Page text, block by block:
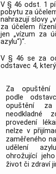
V § 46 odst. 1
pobytu za
nahrazují slovy
za účelem
jen „vízum za
azylu“)“.
V § 46 se za
odstavec 4,
Za opuštění
podle
opuštění za
neodkladné
provedení
nelze v
zaměřeného
udělení
ohrožující
život či zdraví